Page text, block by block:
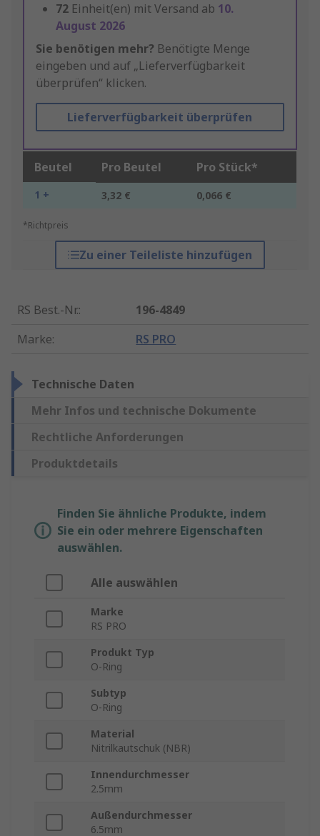
72 Einheit(en) mit Versand ab 10.
August 2026
Sie benötigen mehr? Benötigte Menge
eingeben und auf „Lieferverfügbarkeit
überprüfen“ klicken.
Lieferverfügbarkeit überprüfen
Beutel Pro Beutel Pro Stück*
1 + 3,32 € 0,066 €
*Richtpreis
Zu einer Teileliste hinzufügen
RS Best.-Nr.:
196-4849
Marke: RS PRO
Technische Daten
Mehr Infos und technische Dokumente
Rechtliche Anforderungen
Produktdetails
Finden Sie ähnliche Produkte, indem
Sie ein oder mehrere Eigenschaften
auswählen.
Alle auswählen
Marke
RS PRO
Produkt Typ
O-Ring
Subtyp
O-Ring
Material
Nitrilkautschuk (NBR)
Innendurchmesser
2.5mm
Außendurchmesser
6.5mm